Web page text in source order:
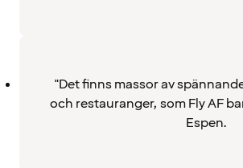
"Det finns massor av
och restauranger, som Fly AF
Espen.